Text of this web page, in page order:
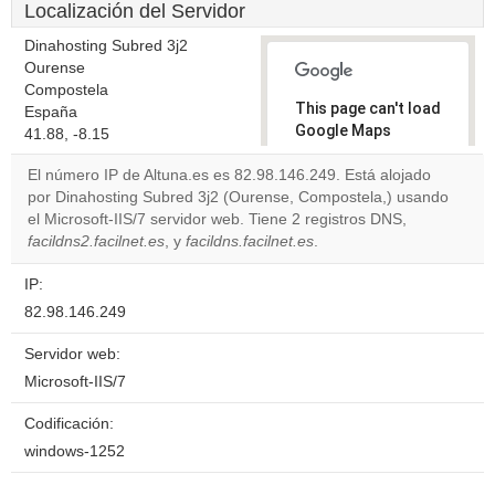
Localización del Servidor
Dinahosting Subred 3j2
Ourense
Compostela
España
41.88, -8.15
This page can't load
Google Maps
correctly.
Do you
own this
website?
El número IP de Altuna.es es 82.98.146.249. Está alojado
por Dinahosting Subred 3j2 (Ourense, Compostela,) usando
el Microsoft-IIS/7 servidor web. Tiene 2 registros DNS,
facildns2.facilnet.es, y facildns.facilnet.es.
IP:
82.98.146.249
Servidor web:
Microsoft-IIS/7
Codificación:
windows-1252